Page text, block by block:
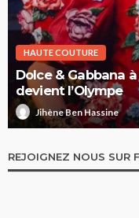
HAUTE COUTURE
Dolce & Gabbana
devient l’Olympe
Jihène Ben Hassine
REJOIGNEZ NOUS SUR